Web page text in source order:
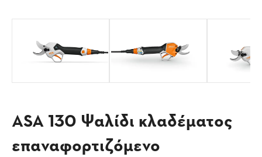
ASA 130 Ψαλίδι κλαδέματος
επαναφορτιζόμενο